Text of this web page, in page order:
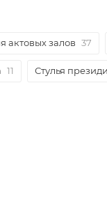
актовых залов 37
11 Стулья